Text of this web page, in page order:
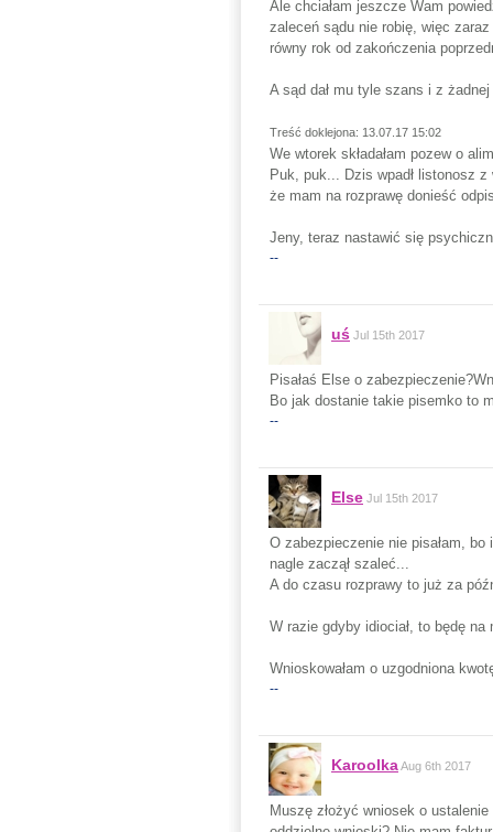
Ale chciałam jeszcze Wam
zaleceń sądu nie robię, więc
równy rok od zakończenia
A sąd dał mu tyle szans i z
Treść doklejona: 13.07.17 15:02
We wtorek składałam pozew o
Puk, puk... Dzis wpadł listonosz
że mam na rozprawę donieść
Jeny, teraz nastawić się
--
uś Jul 15th 2017
Pisałaś Else o
Bo jak dostanie takie pisemko to
--
Else Jul 15th 2017
O zabezpieczenie nie pisałam,
nagle zaczął szaleć...
A do czasu rozprawy to już za
W razie gdyby idiociał, to będę
Wnioskowałam o uzgodniona
--
KaroolkaAug 6th 2017
Muszę złożyć wniosek o